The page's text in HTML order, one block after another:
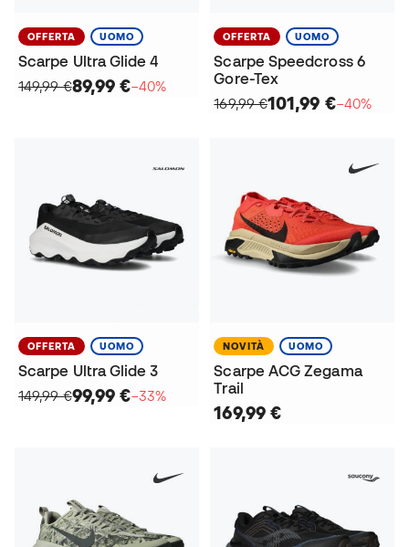
OFFERTA UOMO
Scarpe Ultra Glide 4
149,99 €89,99 €−40%
OFFERTA UOMO
Scarpe Speedcross 6
Gore-Tex
169,99 €101,99 €−40%
OFFERTA UOMO
Scarpe Ultra Glide 3
149,99 €99,99 €−33%
NOVITÀ UOMO
Scarpe ACG Zegama
Trail
169,99 €